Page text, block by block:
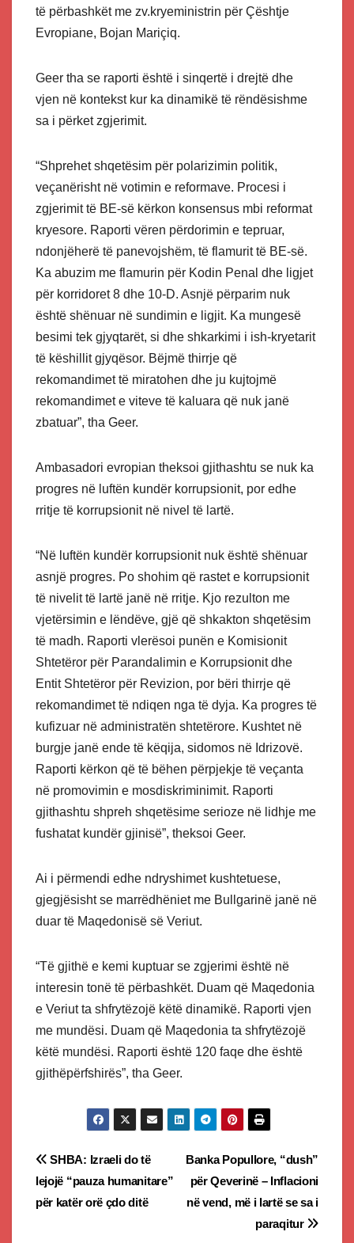
të përbashkët me zv.kryeministrin për Çështje
Evropiane, Bojan Mariçiq.
Geer tha se raporti është i sinqertë i drejtë dhe
vjen në kontekst kur ka dinamikë të rëndësishme
sa i përket zgjerimit.
“Shprehet shqetësim për polarizimin politik,
veçanërisht në votimin e reformave. Procesi i
zgjerimit të BE-së kërkon konsensus mbi reformat
kryesore. Raporti vëren përdorimin e tepruar,
ndonjëherë të panevojshëm, të flamurit të BE-së.
Ka abuzim me flamurin për Kodin Penal dhe ligjet
për korridoret 8 dhe 10-D. Asnjë përparim nuk
është shënuar në sundimin e ligjit. Ka mungesë
besimi tek gjyqtarët, si dhe shkarkimi i ish-kryetarit
të këshillit gjyqësor. Bëjmë thirrje që
rekomandimet të miratohen dhe ju kujtojmë
rekomandimet e viteve të kaluara që nuk janë
zbatuar”, tha Geer.
Ambasadori evropian theksoi gjithashtu se nuk ka
progres në luftën kundër korrupsionit, por edhe
rritje të korrupsionit në nivel të lartë.
“Në luftën kundër korrupsionit nuk është shënuar
asnjë progres. Po shohim që rastet e korrupsionit
të nivelit të lartë janë në rritje. Kjo rezulton me
vjetërsimin e lëndëve, gjë që shkakton shqetësim
të madh. Raporti vlerësoi punën e Komisionit
Shtetëror për Parandalimin e Korrupsionit dhe
Entit Shtetëror për Revizion, por bëri thirrje që
rekomandimet të ndiqen nga të dyja. Ka progres të
kufizuar në administratën shtetërore. Kushtet në
burgje janë ende të këqija, sidomos në Idrizovë.
Raporti kërkon që të bëhen përpjekje të veçanta
në promovimin e mosdiskriminimit. Raporti
gjithashtu shpreh shqetësime serioze në lidhje me
fushatat kundër gjinisë”, theksoi Geer.
Ai i përmendi edhe ndryshimet kushtetuese,
gjegjësisht se marrëdhëniet me Bullgarinë janë në
duar të Maqedonisë së Veriut.
“Të gjithë e kemi kuptuar se zgjerimi është në
interesin tonë të përbashkët. Duam që Maqedonia
e Veriut ta shfrytëzojë këtë dinamikë. Raporti vjen
me mundësi. Duam që Maqedonia ta shfrytëzojë
këtë mundësi. Raporti është 120 faqe dhe është
gjithëpërfshirës”, tha Geer.
Post
navigation
Banka Popullore, “dush”
për Qeverinë – Inflacioni
në vend, më i lartë se sa i
paraqitur
SHBA: Izraeli do të
lejojë “pauza humanitare”
për katër orë çdo ditë